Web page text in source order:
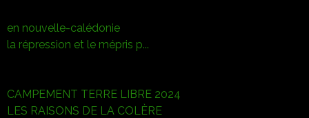
en nouvelle-calédonie
la répression et le mépris p...
CAMPEMENT TERRE LIBRE 2024
LES RAISONS DE LA COLÈRE